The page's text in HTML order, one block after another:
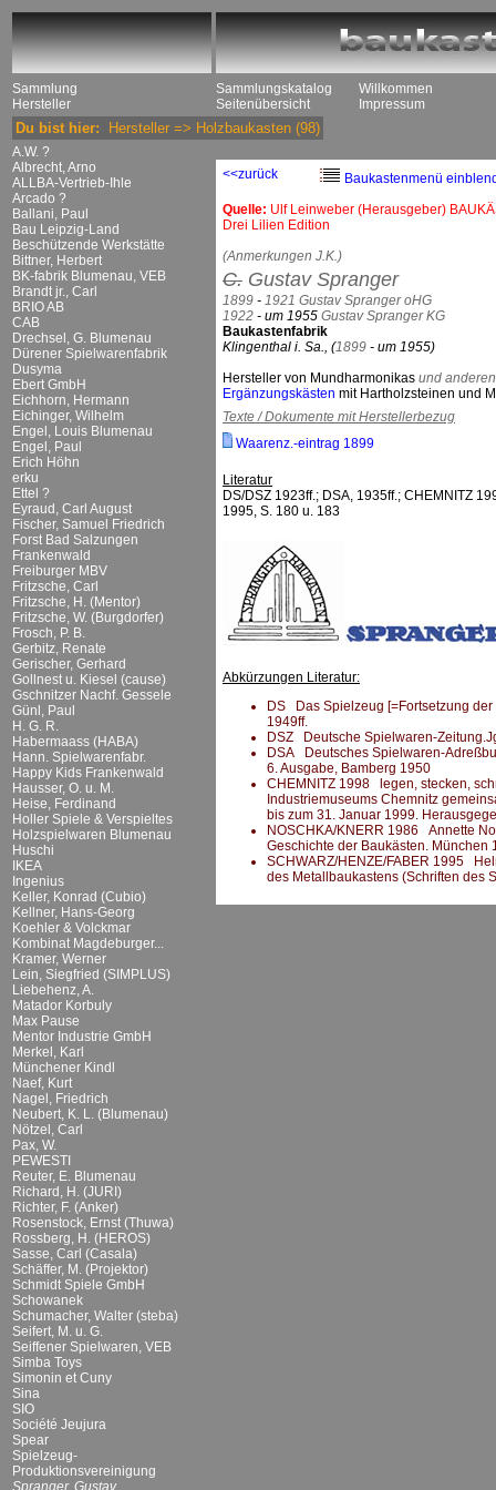
Sammlung
Hersteller
Sammlungskatalog
Seitenübersicht
Willkommen
Impressum
Du bist hier: Hersteller => Holzbaukasten (98)
A.W. ?
Albrecht, Arno
ALLBA-Vertrieb-Ihle
Arcado ?
Ballani, Paul
Bau Leipzig-Land
Beschützende Werkstätte
Bittner, Herbert
BK-fabrik Blumenau, VEB
Brandt jr., Carl
BRIO AB
CAB
Drechsel, G. Blumenau
Dürener Spielwarenfabrik
Dusyma
Ebert GmbH
Eichhorn, Hermann
Eichinger, Wilhelm
Engel, Louis Blumenau
Engel, Paul
Erich Höhn
erku
Ettel ?
Eyraud, Carl August
Fischer, Samuel Friedrich
Forst Bad Salzungen
Frankenwald
Freiburger MBV
Fritzsche, Carl
Fritzsche, H. (Mentor)
Fritzsche, W. (Burgdorfer)
Frosch, P. B.
Gerbitz, Renate
Gerischer, Gerhard
Gollnest u. Kiesel (cause)
Gschnitzer Nachf. Gessele
Günl, Paul
H. G. R.
Habermaass (HABA)
Hann. Spielwarenfabr.
Happy Kids Frankenwald
Hausser, O. u. M.
Heise, Ferdinand
Holler Spiele & Verspieltes
Holzspielwaren Blumenau
Huschi
IKEA
Ingenius
Keller, Konrad (Cubio)
Kellner, Hans-Georg
Koehler & Volckmar
Kombinat Magdeburger...
Kramer, Werner
Lein, Siegfried (SIMPLUS)
Liebehenz, A.
Matador Korbuly
Max Pause
Mentor Industrie GmbH
Merkel, Karl
Münchener Kindl
Naef, Kurt
Nagel, Friedrich
Neubert, K. L. (Blumenau)
Nötzel, Carl
Pax, W.
PEWESTI
Reuter, E. Blumenau
Richard, H. (JURI)
Richter, F. (Anker)
Rosenstock, Ernst (Thuwa)
Rossberg, H. (HEROS)
Sasse, Carl (Casala)
Schäffer, M. (Projektor)
Schmidt Spiele GmbH
Schowanek
Schumacher, Walter (steba)
Seifert, M. u. G.
Seiffener Spielwaren, VEB
Simba Toys
Simonin et Cuny
Sina
SIO
Société Jeujura
Spear
Spielzeug-
Produktionsvereinigung
Spranger, Gustav
<<zurück
Baukastenmenü
Quelle: Ulf Leinweber (Herausgeber)
Drei Lilien Edition
(Anmerkungen J.K.)
C. Gustav Spranger
1899 - 1921 Gustav Spranger oHG
1922 - um 1955 Gustav Spranger KG
Baukastenfabrik
Klingenthal i. Sa., (1899 - um 1955)
Hersteller von Mundharmonikas und
Ergänzungskästen mit Hartholzsteinen und
Texte / Dokumente mit Herstellerbezug
Waarenz.-eintrag 1899
Literatur
DS/DSZ 1923ff.; DSA, 1935ff.; CHEMNITZ
1995, S. 180 u. 183
Abkürzungen Literatur:
DS Das Spielzeug [=Fortsetzung der
1949ff.
DSZ Deutsche Spielwaren-
DSA Deutsches Spielwaren-
6. Ausgabe, Bamberg 1950
CHEMNITZ 1998 legen, stecken,
Industriemuseums Chemnitz
bis zum 31. Januar 1999.
NOSCHKA/KNERR 1986 Annette
Geschichte der Baukästen. München
SCHWARZ/HENZE/FABER 1995
des Metallbaukastens (Schriften des